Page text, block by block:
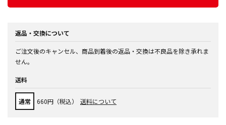
返品・交換について
ご注文後のキャンセル、商品到着後の返品・交換は不良品を除き承れま
せん。
送料
通常 660円（税込） 送料について